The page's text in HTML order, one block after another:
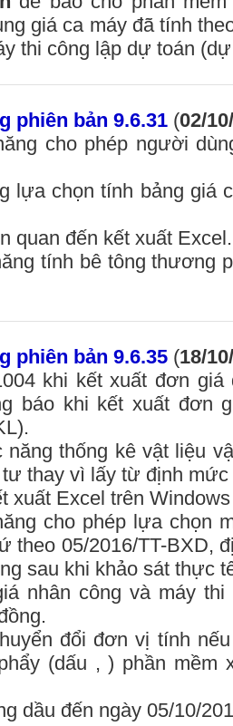
giá ca máy đã tính
thi công lập dự toán
phiên bản 9.6.31 (02/
cho phép người
lựa chọn tính bảng giá
quan đến kết xuất Excel.
tính bê tông thương
phiên bản 9.6.35 (18/
khi kết xuất đơn
báo khi kết xuất đơn
thống kê vật liệu
thay vì lấy từ định mức
xuất Excel trên
cho phép lựa chọn
theo 05/2016/TT-BXD,
sau khi khảo sát thực
nhân công và máy
đổi đơn vị tính
(dấu , ) phần mềm
dầu đến ngày 05/10/